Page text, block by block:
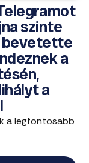
szinte
bevetette
a
a
a legfontosabb